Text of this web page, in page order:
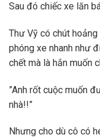
Sau đó chiếc xe lăn
Thư Vỹ có chút
phóng xe nhanh như
chết mà là hắn muốn
”Anh rốt cuộc muốn
nhà!!”
Nhưng cho dù cô có